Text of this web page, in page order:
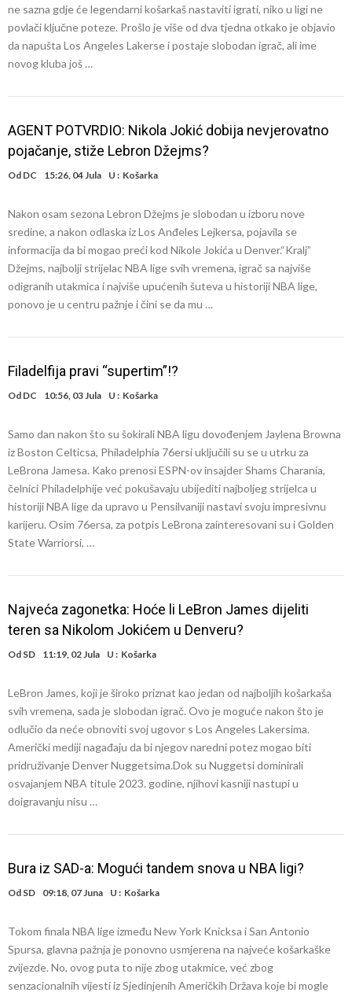
ne sazna gdje će legendarni košarkaš nastaviti igrati, niko u ligi ne
povlači ključne poteze. Prošlo je više od dva tjedna otkako je objavio
da napušta Los Angeles Lakerse i postaje slobodan igrač, ali ime
novog kluba još …
AGENT POTVRDIO: Nikola Jokić dobija nevjerovatno
pojačanje, stiže Lebron Džejms?
Od DC 15:26, 04 Jula U : Košarka
Nakon osam sezona Lebron Džejms je slobodan u izboru nove
sredine, a nakon odlaska iz Los Anđeles Lejkersa, pojavila se
informacija da bi mogao preći kod Nikole Jokića u Denver.“Kralj”
Džejms, najbolji strijelac NBA lige svih vremena, igrač sa najviše
odigranih utakmica i najviše upućenih šuteva u historiji NBA lige,
ponovo je u centru pažnje i čini se da mu …
Filadelfija pravi “supertim”!?
Od DC 10:56, 03 Jula U : Košarka
Samo dan nakon što su šokirali NBA ligu dovođenjem Jaylena Browna
iz Boston Celticsa, Philadelphia 76ersi uključili su se u utrku za
LeBrona Jamesa. Kako prenosi ESPN-ov insajder Shams Charania,
čelnici Philadelphije već pokušavaju ubijediti najboljeg strijelca u
historiji NBA lige da upravo u Pensilvaniji nastavi svoju impresivnu
karijeru. Osim 76ersa, za potpis LeBrona zainteresovani su i Golden
State Warriorsi, …
Najveća zagonetka: Hoće li LeBron James dijeliti
teren sa Nikolom Jokićem u Denveru?
Od SD 11:19, 02 Jula U : Košarka
LeBron James, koji je široko priznat kao jedan od najboljih košarkaša
svih vremena, sada je slobodan igrač. Ovo je moguće nakon što je
odlučio da neće obnoviti svoj ugovor s Los Angeles Lakersima.
Američki mediji nagađaju da bi njegov naredni potez mogao biti
pridruživanje Denver Nuggetsima.Dok su Nuggetsi dominirali
osvajanjem NBA titule 2023. godine, njihovi kasniji nastupi u
doigravanju nisu …
Bura iz SAD-a: Mogući tandem snova u NBA ligi?
Od SD 09:18, 07 Juna U : Košarka
Tokom finala NBA lige između New York Knicksa i San Antonio
Spursa, glavna pažnja je ponovno usmjerena na najveće košarkaške
zvijezde. No, ovog puta to nije zbog utakmice, već zbog
senzacionalnih vijesti iz Sjedinjenih Američkih Država koje bi mogle